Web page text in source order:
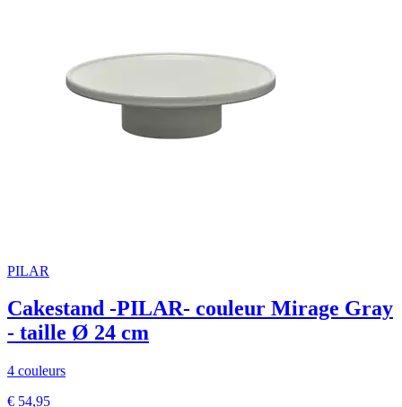
PILAR
Cakestand -PILAR- couleur Mirage Gray
- taille Ø 24 cm
4 couleurs
€ 54,95